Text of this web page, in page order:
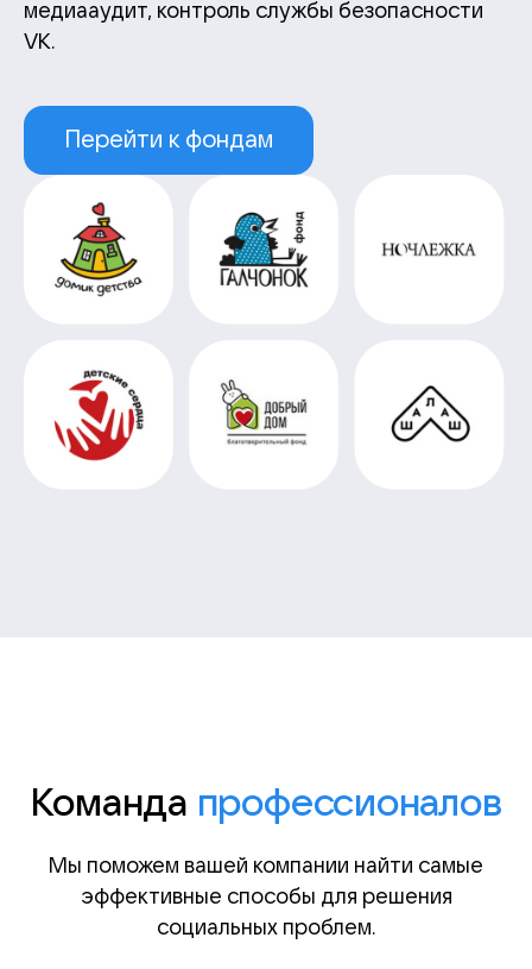
медиааудит, контроль службы безопасности
VK.
Перейти к фондам
Команда профессионалов
Мы поможем вашей компании найти самые
эффективные способы для решения
социальных проблем.